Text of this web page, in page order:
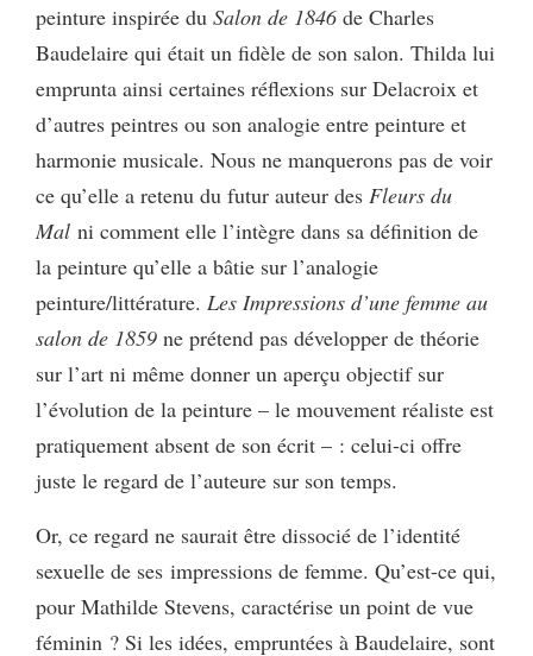
peinture inspirée du Salon de 1846 de Charles
Baudelaire qui était un fidèle de son salon. Thilda lui
emprunta ainsi certaines réflexions sur Delacroix et
d’autres peintres ou son analogie entre peinture et
harmonie musicale. Nous ne manquerons pas de voir
ce qu’elle a retenu du futur auteur des Fleurs du
Mal ni comment elle l’intègre dans sa définition de
la peinture qu’elle a bâtie sur l’analogie
peinture/littérature. Les Impressions d’une femme au
salon de 1859 ne prétend pas développer de théorie
sur l’art ni même donner un aperçu objectif sur
l’évolution de la peinture – le mouvement réaliste est
pratiquement absent de son écrit – : celui-ci offre
juste le regard de l’auteure sur son temps.
Or, ce regard ne saurait être dissocié de l’identité
sexuelle de ses impressions de femme. Qu’est-ce qui,
pour Mathilde Stevens, caractérise un point de vue
féminin ? Si les idées, empruntées à Baudelaire, sont